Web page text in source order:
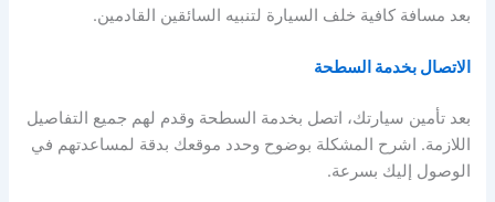
بعد مسافة كافية خلف السيارة لتنبيه السائقين القادمين.
الاتصال بخدمة السطحة
بعد تأمين سيارتك، اتصل بخدمة السطحة وقدم لهم جميع التفاصيل
اللازمة. اشرح المشكلة بوضوح وحدد موقعك بدقة لمساعدتهم في
الوصول إليك بسرعة.